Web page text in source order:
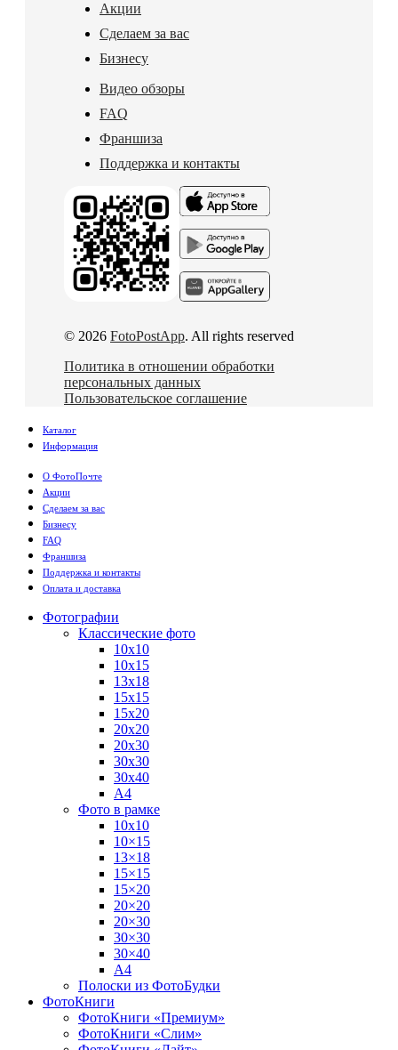
Акции
Сделаем за вас
Бизнесу
Видео обзоры
FAQ
Франшиза
Поддержка и контакты
© 2026 FotoPostApp. All rights reserved
Политика в отношении обработки
персональных данных
Пользовательское соглашение
Каталог
Информация
О ФотоПочте
Акции
Сделаем за вас
Бизнесу
FAQ
Франшиза
Поддержка и контакты
Оплата и доставка
Фотографии
Классические фото
10х10
10х15
13х18
15х15
15х20
20х20
20х30
30х30
30х40
А4
Фото в рамке
10х10
10×15
13×18
15×15
15×20
20×20
20×30
30×30
30×40
A4
Полоски из ФотоБудки
ФотоКниги
ФотоКниги «Премиум»
ФотоКниги «Слим»